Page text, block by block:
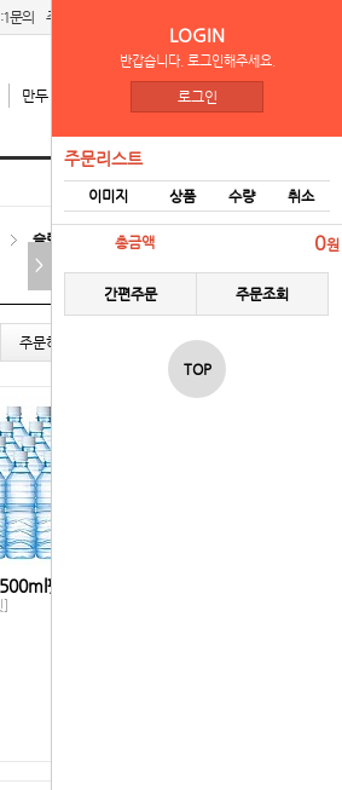
문의 주문리스트
만두
슬림캔&펫&슬릭 음료
LOGIN
반갑습니다. 로그인해주세요.
로그인
주문리스트
이미지 상품 수량 취소
총금액 0원
간편주문 주문조회
TOP
>
주문하기
펫